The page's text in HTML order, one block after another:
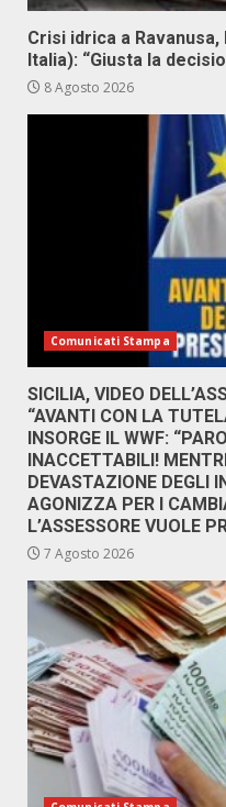
Crisi idrica a
Italia): “Giusta la
8 Agosto 2026
Comunicati Stampa
SICILIA, VIDEO
“AVANTI CON LA
INSORGE IL WWF:
INACCETTABILI!
DEVASTAZIONE DEGLI
AGONIZZA PER I
L’ASSESSORE VUOLE
7 Agosto 2026